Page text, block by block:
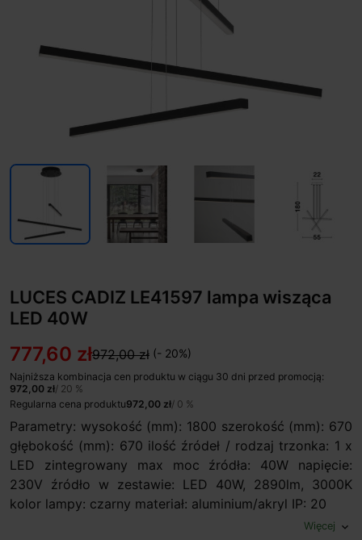
LUCES CADIZ LE41597 lampa wisząca
LED 40W
777,60 zł972,00 zł (- 20%)
Najniższa kombinacja cen produktu w ciągu 30 dni przed promocją:
972,00 zł/ 20 %
Regularna cena produktu972,00 zł/ 0 %
Parametry: wysokość (mm): 1800 szerokość (mm): 670
głębokość (mm): 670 ilość źródeł / rodzaj trzonka: 1 x
LED zintegrowany max moc źródła: 40W napięcie:
230V źródło w zestawie: LED 40W, 2890lm, 3000K
kolor lampy: czarny materiał: aluminium/akryl IP: 20
Więcej expand_more